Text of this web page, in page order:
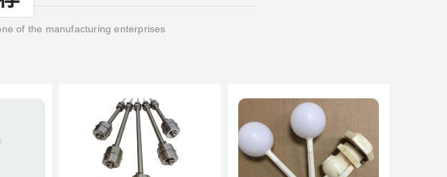
of the manufacturing enterprises